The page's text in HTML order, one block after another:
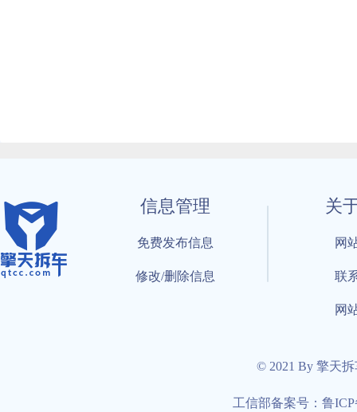
信息管理
免费发布信息
修改/删除信息
关
网
联
网
© 2021 By 擎天
工信部备案号：鲁